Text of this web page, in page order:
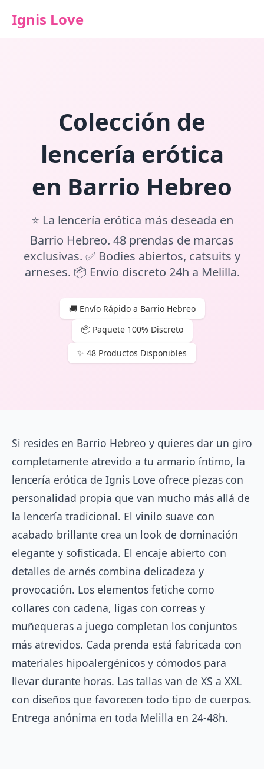
Ignis Love
Colección de
lencería erótica
en Barrio Hebreo
⭐ La lencería erótica más deseada en
Barrio Hebreo. 48 prendas de marcas
exclusivas. ✅ Bodies abiertos, catsuits y
arneses. 📦 Envío discreto 24h a Melilla.
🚚 Envío Rápido a Barrio Hebreo
📦 Paquete 100% Discreto
✨ 48 Productos Disponibles
Si resides en Barrio Hebreo y quieres dar un giro
completamente atrevido a tu armario íntimo, la
lencería erótica de Ignis Love ofrece piezas con
personalidad propia que van mucho más allá de
la lencería tradicional. El vinilo suave con
acabado brillante crea un look de dominación
elegante y sofisticada. El encaje abierto con
detalles de arnés combina delicadeza y
provocación. Los elementos fetiche como
collares con cadena, ligas con correas y
muñequeras a juego completan los conjuntos
más atrevidos. Cada prenda está fabricada con
materiales hipoalergénicos y cómodos para
llevar durante horas. Las tallas van de XS a XXL
con diseños que favorecen todo tipo de cuerpos.
Entrega anónima en toda Melilla en 24-48h.